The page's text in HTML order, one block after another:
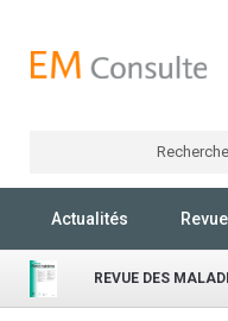
Actualités
REVUE DES